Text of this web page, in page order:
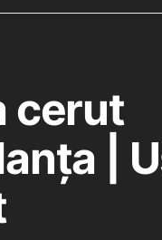
cerut
|